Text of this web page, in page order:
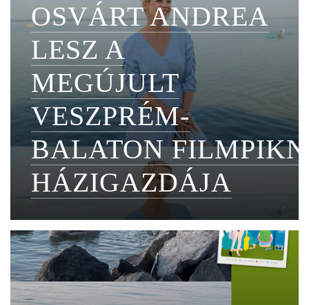
OSVÁRT ANDREA
LESZ A
MEGÚJULT
VESZPRÉM-
BALATON
HÁZIGAZDÁJA